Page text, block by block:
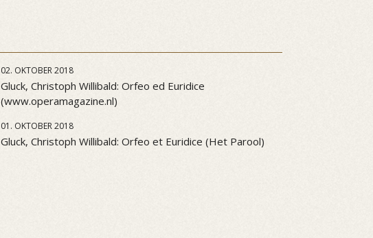
02. OKTOBER 2018
Gluck, Christoph Willibald: Orfeo ed Euridice
(www.operamagazine.nl)
01. OKTOBER 2018
Gluck, Christoph Willibald: Orfeo et Euridice (Het Parool)